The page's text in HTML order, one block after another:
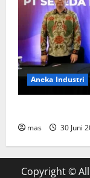
Aneka Industri
mas 30 Juni
Copyright ©